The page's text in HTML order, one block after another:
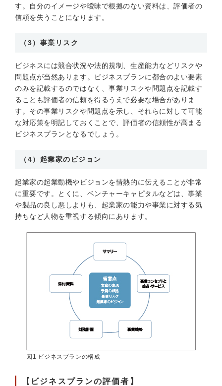
す。自分のイメージや曖昧で根拠のない資料は、評価者の
信頼を失うことになります。
（3）事業リスク
ビジネスには競合状況や法的規制、生産能力などリスクや
問題点が当然あります。ビジネスプランに都合のよい要素
のみを記載するのではなく、事業リスクや問題点を記載す
ることも評価者の信頼を得るうえで必要な場合がありま
す。その事業リスクや問題点を示し、それらに対して可能
な対応策を明記しておくことで、評価者の信頼性が高まる
ビジネスプランとなるでしょう。
（4）起業家のビジョン
起業家の起業動機やビジョンを情熱的に伝えることが非常
に重要です。とくに、ベンチャーキャピタルなどは、事業
や製品の良し悪しよりも、起業家の能力や事業に対する気
持ちなど人物を重視する傾向にあります。
図1 ビジネスプランの構成
【ビジネスプランの評価者】